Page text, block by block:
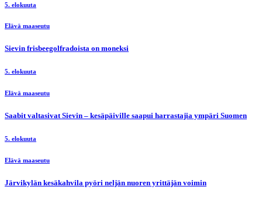
5. elokuuta
Elävä maaseutu
Sievin frisbeegolfradoista on moneksi
5. elokuuta
Elävä maaseutu
Saabit valtasivat Sievin – kesäpäiville saapui harrastajia ympäri Suomen
5. elokuuta
Elävä maaseutu
Järvikylän kesäkahvila pyöri neljän nuoren yrittäjän voimin